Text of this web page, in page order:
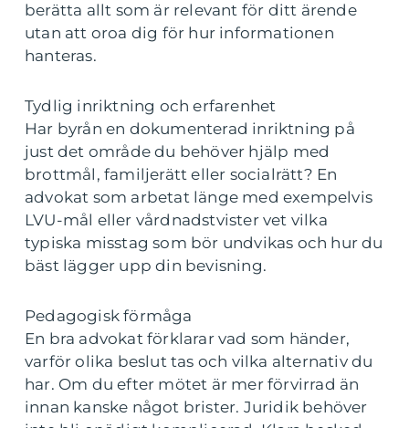
berätta allt som är relevant för ditt ärende
utan att oroa dig för hur informationen
hanteras.
Tydlig inriktning och erfarenhet
Har byrån en dokumenterad inriktning på
just det område du behöver hjälp med
brottmål, familjerätt eller socialrätt? En
advokat som arbetat länge med exempelvis
LVU-mål eller vårdnadstvister vet vilka
typiska misstag som bör undvikas och hur du
bäst lägger upp din bevisning.
Pedagogisk förmåga
En bra advokat förklarar vad som händer,
varför olika beslut tas och vilka alternativ du
har. Om du efter mötet är mer förvirrad än
innan kanske något brister. Juridik behöver